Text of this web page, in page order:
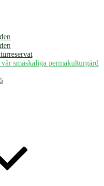
småskaliga permakulturgård